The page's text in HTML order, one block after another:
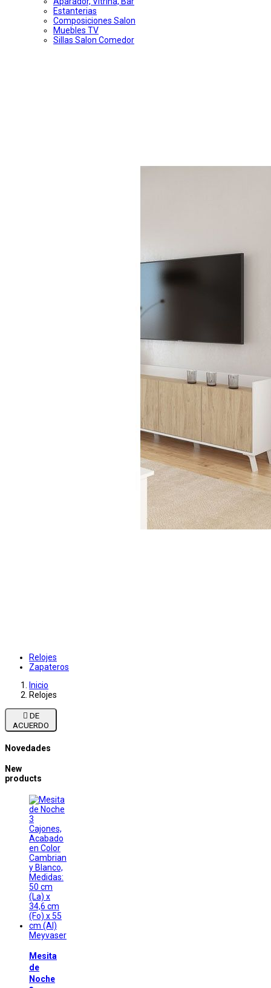
Estanterias
Composiciones Salon
Muebles TV
Sillas Salon Comedor
Relojes
Zapateros
Inicio
Relojes

ACUERDO
Novedades
New
products
Meyvaser
Mesita
de
Noche